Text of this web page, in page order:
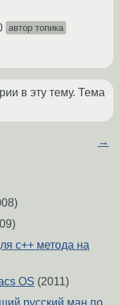
автор топика
в эту тему. Тема
→
c++ метода на
OS (2011)
русский ман по